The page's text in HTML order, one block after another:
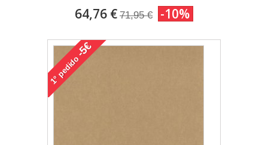
64,76 € 71,95 € -10%
1°
pedido
-5€